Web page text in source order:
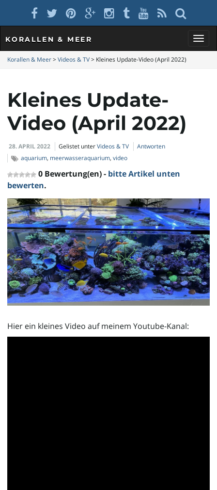
l
t
e
KORALLEN & MEER
Korallen & Meer>Videos & TV> Kleines Update-Video (April 2022)
Kleines Update-
Video (April 2022)
28. APRIL 2022 Gelistet unterVideos & TV
Antworten
aquarium, meerwasseraquarium, video
0 Bewertung(en) - bitte Artikel unten
bewerten.
Hier ein kleines Video auf meinem Youtube-Kanal: